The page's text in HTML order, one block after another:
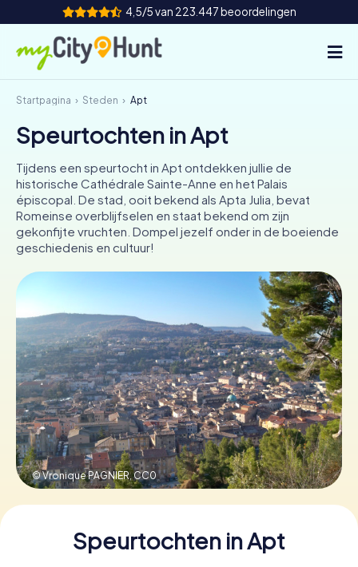
4,5/5 van 223.447 beoordelingen
Hoe het werkt
Steden
Tours
Teamevenement
Tickets
DE
ES
FR
IE
IT
NL
Boek tickets
Koop cadeaubonnen
Startpagina Steden Apt
Speurtochten in Apt
Tijdens een speurtocht in Apt ontdekken jullie de
historische Cathédrale Sainte-Anne en het Palais
épiscopal. De stad, ooit bekend als Apta Julia, bevat
Romeinse overblijfselen en staat bekend om zijn
gekonfijte vruchten. Dompel jezelf onder in de boeiende
geschiedenis en cultuur!
© Vronique PAGNIER,CC0
Speurtochten in Apt